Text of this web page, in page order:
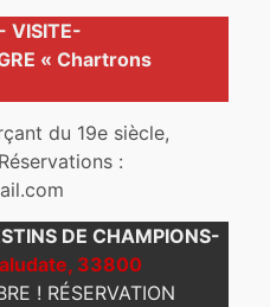
VISITE-
« Chartrons
du 19e siècle,
:
DE CHAMPIONS-
33800
! RÉSERVATION